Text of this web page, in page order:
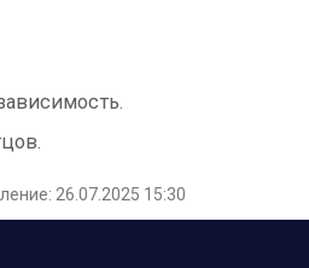
26.07.2025 15:30